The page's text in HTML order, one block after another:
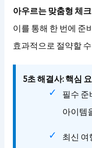
아우르는 맞춤형 체
이를 통해 한 번에 준
효과적으로 절약할
5초 해결사: 핵심
필수 준
아이템
최신 여